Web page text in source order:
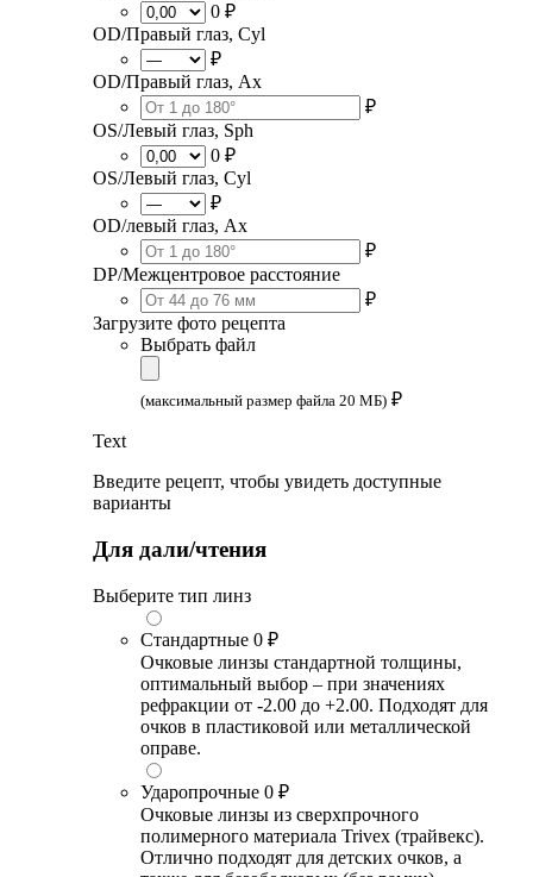
0 ₽
OD/Правый глаз, Cyl
₽
OD/Правый глаз, Ax
₽
OS/Левый глаз, Sph
0 ₽
OS/Левый глаз, Cyl
₽
OD/левый глаз, Ax
₽
DP/Межцентровое расстояние
₽
Загрузите фото рецепта
Выбрать файл
(максимальный размер файла 20 МБ) ₽
Text
Введите рецепт, чтобы увидеть доступные
варианты
Для дали/чтения
Выберите тип линз
Стандартные 0 ₽
Очковые линзы стандартной толщины,
оптимальный выбор – при значениях
рефракции от -2.00 до +2.00. Подходят для
очков в пластиковой или металлической
оправе.
Ударопрочные 0 ₽
Очковые линзы из сверхпрочного
полимерного материала Trivex (трайвекс).
Отлично подходят для детских очков, а